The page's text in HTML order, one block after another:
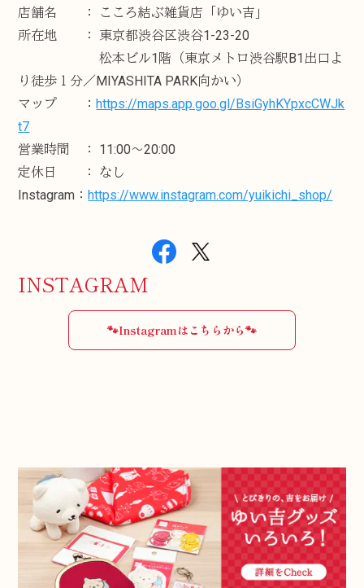
店舗名 ： こころ結ぶ雑貨店「ゆい吉」
所在地 ： 東京都渋谷区渋谷1-23-20
松本ビル1階（東京メトロ渋谷駅B1出口よ
り徒歩１分／MIYASHITA PARK向かい）
マップ ： https://maps.app.goo.gl/BsiGyhKYpxcCWJk
t7
営業時間 ： 11:00～20:00
定休日 ： なし
Instagram： https://www.instagram.com/yuikichi_shop/
INSTAGRAM
🐾Instagramはこちらから🐾